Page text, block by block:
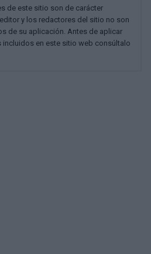
de este sitio son de carácter
y los redactores del sitio no son
de su aplicación. Antes de aplicar
incluidos en este sitio web consúltalo